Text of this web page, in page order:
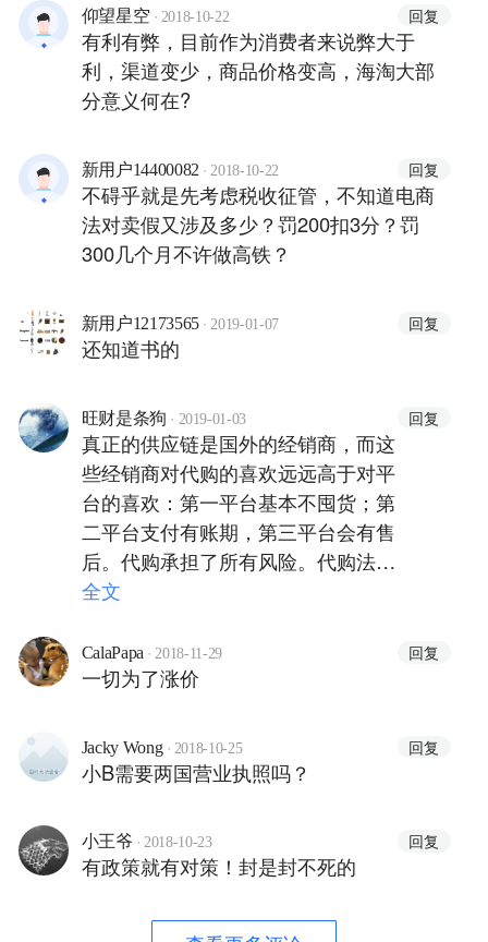
仰望星空 · 2018-10-22 回复
有利有弊，目前作为消费者来说弊大于
利，渠道变少，商品价格变高，海淘大部
分意义何在?
新用户14400082 · 2018-10-22 回复
不碍乎就是先考虑税收征管，不知道电商
法对卖假又涉及多少？罚200扣3分？罚
300几个月不许做高铁？
新用户12173565 · 2019-01-07 回复
还知道书的
旺财是条狗 · 2019-01-03 回复
真正的供应链是国外的经销商，而这
些经销商对代购的喜欢远远高于对平
台的喜欢：第一平台基本不囤货；第
二平台支付有账期，第三平台会有售
后。代购承担了所有风险。代购法对
很大部分海外代购基本不会有啥影
而且大部分代购本身就有，出口到国
内还可以退税。代购最担心的其实是
全文
CalaPapa · 2018-11-29 回复
一切为了涨价
Jacky Wong · 2018-10-25 回复
小B需要两国营业执照吗？
小王爷 · 2018-10-23 回复
有政策就有对策！封是封不死的